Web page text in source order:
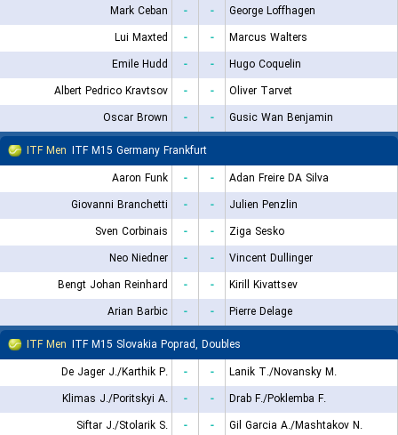
Mark Ceban
- -
George Loffhagen
Lui Maxted
- -
Marcus Walters
Emile Hudd
- -
Hugo Coquelin
Albert Pedrico Kravtsov
- -
Oliver Tarvet
Oscar Brown
- -
Gusic Wan Benjamin
ITF Men ITF M15 Germany Frankfurt
Aaron Funk
- -
Adan Freire DA Silva
Giovanni Branchetti
- -
Julien Penzlin
Sven Corbinais
- -
Ziga Sesko
Neo Niedner
- -
Vincent Dullinger
Bengt Johan Reinhard
- -
Kirill Kivattsev
Arian Barbic
- -
Pierre Delage
ITF Men ITF M15 Slovakia Poprad, Doubles
De Jager J./Karthik P.
- -
Lanik T./Novansky M.
Klimas J./Poritskyi A.
- -
Drab F./Poklemba F.
Siftar J./Stolarik S.
- -
Gil Garcia A./Mashtakov N.